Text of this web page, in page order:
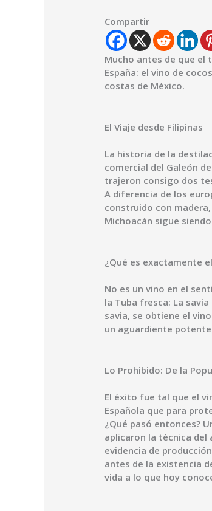
Compartir
Mucho antes de que el
España: el vino de
costas de México.
El Viaje desde Filipinas
La historia de la
comercial del Galeón
trajeron consigo dos
A diferencia de los
construido con
Michoacán sigue
¿Qué es exactamente
No es un vino en el
la Tuba fresca: La
savia, se obtiene el
un aguardiente
Lo Prohibido: De la
El éxito fue tal que el
Española que para
¿Qué pasó entonces?
aplicaron la técnica del
evidencia de
antes de la existencia
vida a lo que hoy